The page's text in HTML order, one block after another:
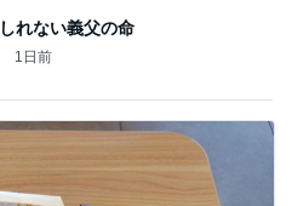
れない義父の命
1日前